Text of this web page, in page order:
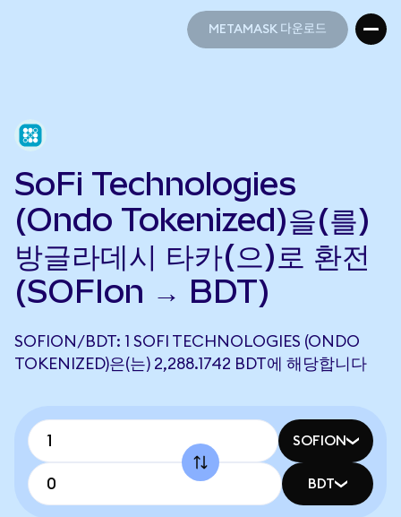
METAMASK 다운로드
SoFi Technologies
(Ondo Tokenized)을(를)
방글라데시 타카(으)로 환전
(SOFIon → BDT)
SOFION/BDT: 1 SOFI TECHNOLOGIES (ONDO
TOKENIZED)은(는) 2,288.1742 BDT에 해당합니다
SOFION
BDT